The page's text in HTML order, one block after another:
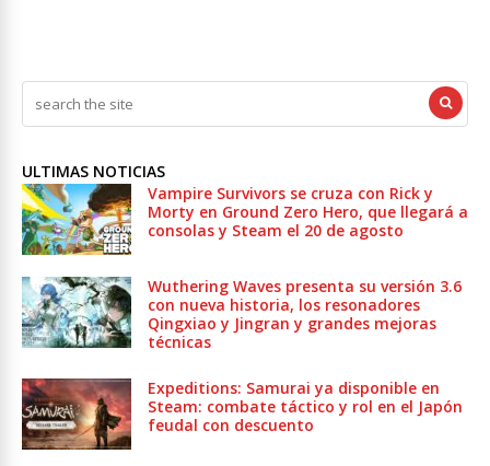
ULTIMAS NOTICIAS
Vampire Survivors se cruza con Rick y
Morty en Ground Zero Hero, que llegará a
consolas y Steam el 20 de agosto
Wuthering Waves presenta su versión 3.6
con nueva historia, los resonadores
Qingxiao y Jingran y grandes mejoras
técnicas
Expeditions: Samurai ya disponible en
Steam: combate táctico y rol en el Japón
feudal con descuento